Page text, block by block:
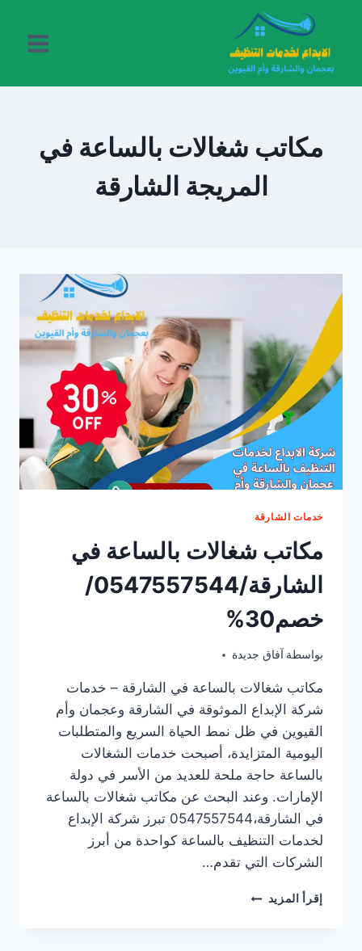
المحتوى
مكاتب شغالات بالساعة في
المريجة الشارقة
خدمات الشارقة
مكاتب شغالات بالساعة في
الشارقة/0547557544/
خصم30%
بواسطة آفاق جديدة يونيو 10, 2025
مكاتب شغالات بالساعة في الشارقة – خدمات
شركة الإبداع الموثوقة في الشارقة وعجمان وأم
القيوين في ظل نمط الحياة السريع والمتطلبات
اليومية المتزايدة، أصبحت خدمات الشغالات
بالساعة حاجة ملحة للعديد من الأسر في دولة
الإمارات. وعند البحث عن مكاتب شغالات بالساعة
في الشارقة،0547557544 تبرز شركة الإبداع
لخدمات التنظيف بالساعة كواحدة من أبرز
الشركات التي تقدم…
إقرأ المزيد مكاتب